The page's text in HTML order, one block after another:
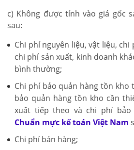
c) Không được tính vào giá gốc
sau:
Chi phí nguyên liệu, vật liệu, chi
chi phí sản xuất, kinh doanh
bình thường;
Chi phí bảo quản hàng tồn kho
bảo quản hàng tồn kho cần
xuất tiếp theo và chi phí bảo
Chuẩn mực kế toán Việt Nam
Chi phí bán hàng;